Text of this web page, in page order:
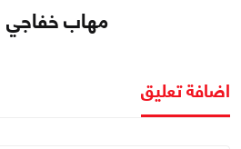
مهاب خفاجي
اضافة تعليق